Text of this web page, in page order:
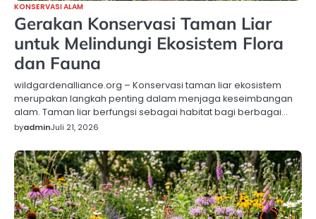
KONSERVASI ALAM
Gerakan Konservasi Taman Liar
untuk Melindungi Ekosistem Flora
dan Fauna
wildgardenalliance.org – Konservasi taman liar ekosistem
merupakan langkah penting dalam menjaga keseimbangan
alam. Taman liar berfungsi sebagai habitat bagi berbagai…
byadminJuli 21, 2026